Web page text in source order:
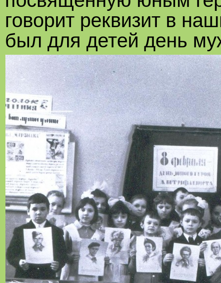
говорит реквизит в
был для детей день